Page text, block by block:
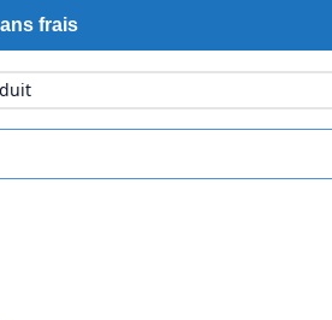
frais